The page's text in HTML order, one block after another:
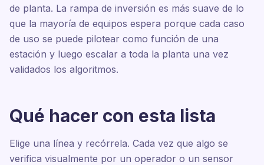
de planta. La rampa de inversión es más suave de lo
que la mayoría de equipos espera porque cada caso
de uso se puede pilotear como función de una
estación y luego escalar a toda la planta una vez
validados los algoritmos.
Qué hacer con esta lista
Elige una línea y recórrela. Cada vez que algo se
verifica visualmente por un operador o un sensor